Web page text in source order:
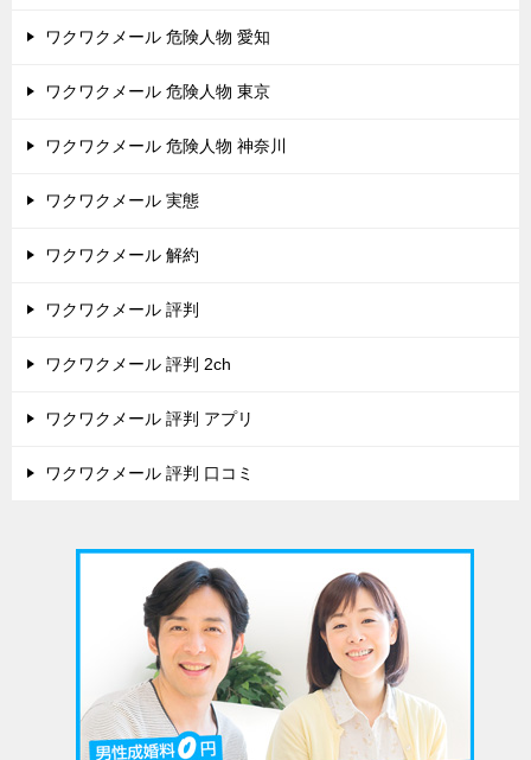
ワクワクメール 危険人物 愛知
ワクワクメール 危険人物 東京
ワクワクメール 危険人物 神奈川
ワクワクメール 実態
ワクワクメール 解約
ワクワクメール 評判
ワクワクメール 評判 2ch
ワクワクメール 評判 アプリ
ワクワクメール 評判 口コミ